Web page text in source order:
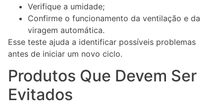
Verifique a umidade;
Confirme o funcionamento da ventilação e da
viragem automática.
Esse teste ajuda a identificar possíveis problemas
antes de iniciar um novo ciclo.
Produtos Que Devem Ser
Evitados